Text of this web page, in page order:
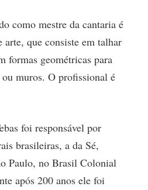
como mestre da cantaria é
que consiste em talhar
formas geométricas para
muros. O profissional é
foi responsável por
brasileiras, a da Sé,
Paulo, no Brasil Colonial
após 200 anos ele foi